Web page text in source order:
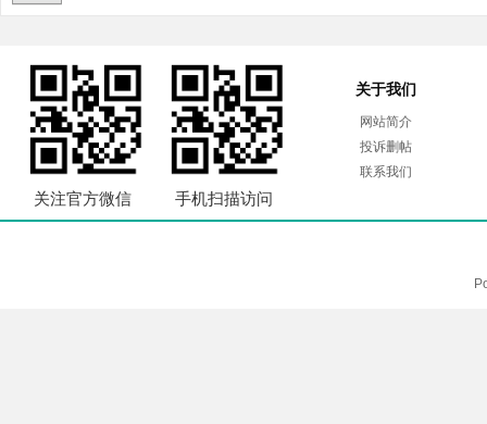
关注官方微信 手机扫描访问
关于我们
网站简介
投诉删帖
联系我们